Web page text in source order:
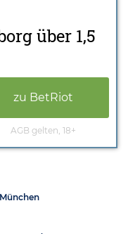
über 1,5
zu BetRiot
AGB gelten, 18+